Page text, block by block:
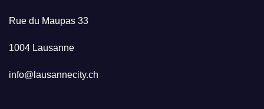
Rue du Maupas 33
1004 Lausanne
info@lausannecity.ch